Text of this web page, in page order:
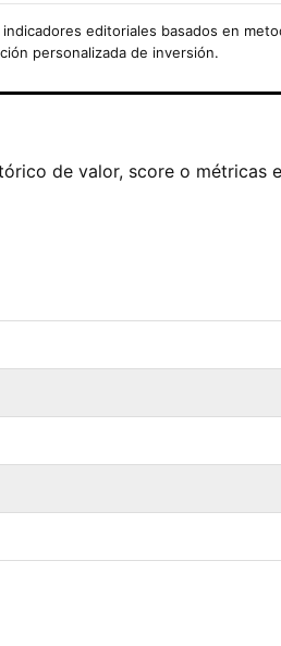
indicadores editoriales basados en
personalizada de inversión.
de valor, score o métricas